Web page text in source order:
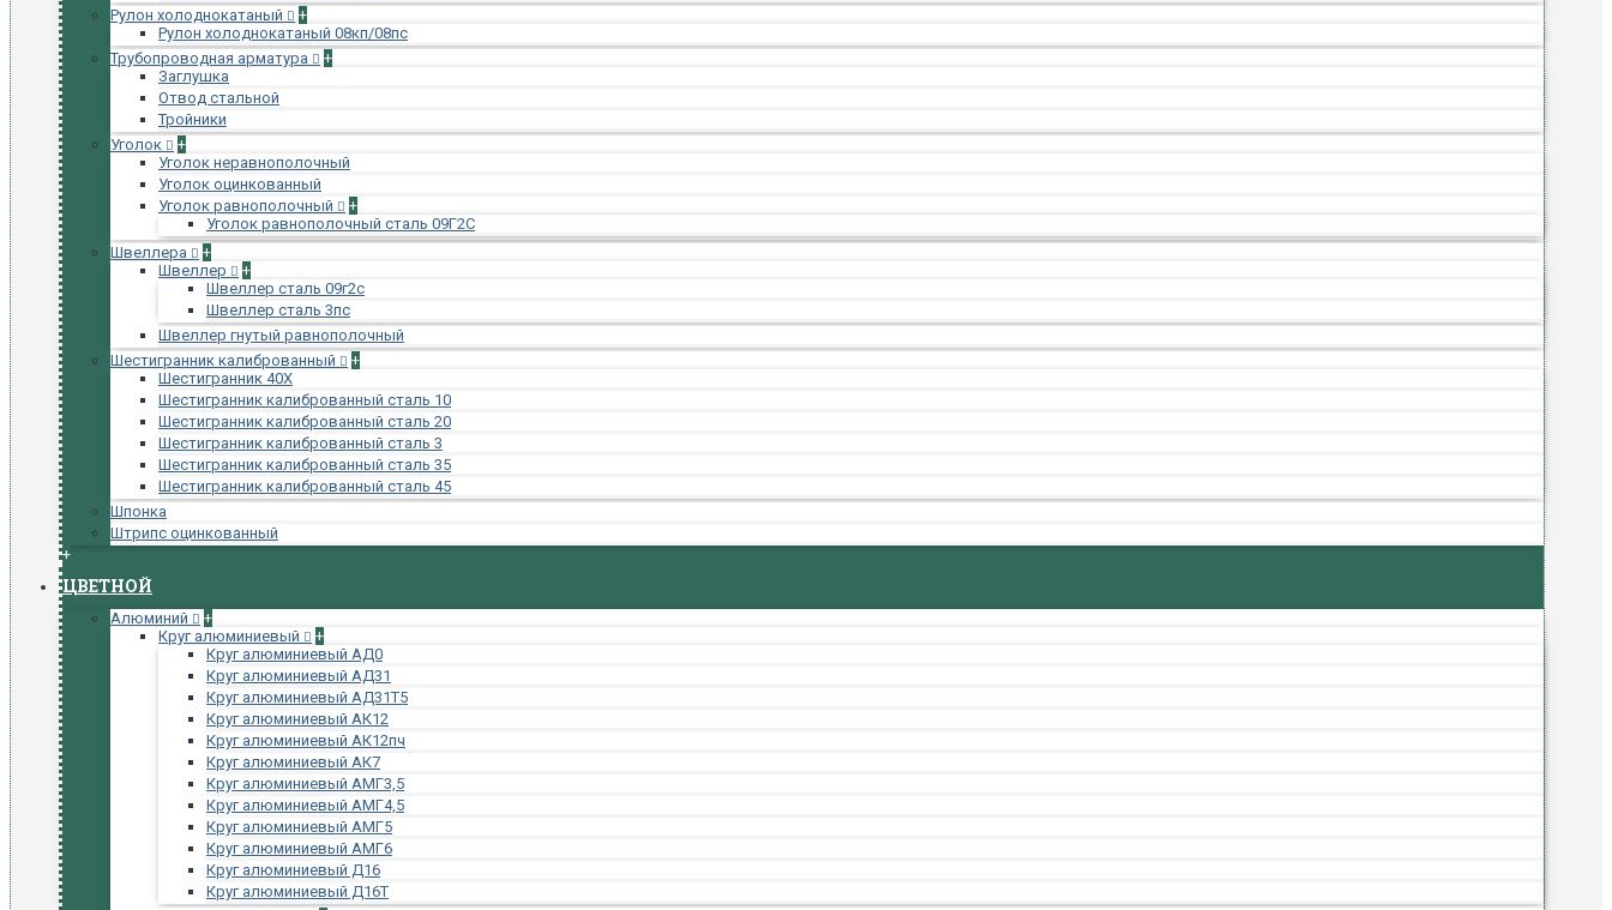
Рулон холоднокатаный
+
Рулон холоднокатаный 08кп/08пс
Трубопроводная арматура
+
Заглушка
Отвод стальной
Тройники
Уголок
+
Уголок неравнополочный
Уголок оцинкованный
Уголок равнополочный
+
Уголок равнополочный сталь 09Г2С
Швеллера
+
Швеллер
+
Швеллер сталь 09г2с
Швеллер сталь 3пс
Швеллер гнутый равнополочный
Шестигранник калиброванный
+
Шестигранник 40Х
Шестигранник калиброванный сталь 10
Шестигранник калиброванный сталь 20
Шестигранник калиброванный сталь 3
Шестигранник калиброванный сталь 35
Шестигранник калиброванный сталь 45
Шпонка
Штрипс оцинкованный
+
ЦВЕТНОЙ
Алюминий
+
Круг алюминиевый
+
Круг алюминиевый АД0
Круг алюминиевый АД31
Круг алюминиевый АД31Т5
Круг алюминиевый АК12
Круг алюминиевый АК12пч
Круг алюминиевый АК7
Круг алюминиевый АМГ3,5
Круг алюминиевый АМГ4,5
Круг алюминиевый АМГ5
Круг алюминиевый АМГ6
Круг алюминиевый Д16
Круг алюминиевый Д16Т